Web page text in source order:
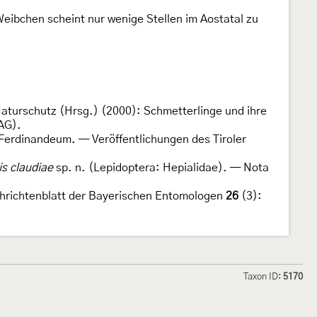
scheint nur wenige Stellen im Aostatal zu
(Hrsg.) (2000): Schmetterlinge und ihre
— Veröffentlichungen des Tiroler
claudiaesp. n. (Lepidoptera: Hepialidae). — Nota
der Bayerischen Entomologen 26 (3):
Taxon ID: 5170